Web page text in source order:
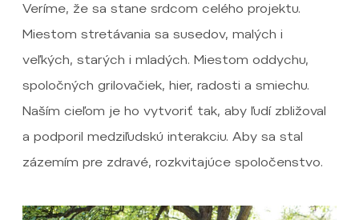
Veríme, že sa stane srdcom celého projektu.
Miestom stretávania sa susedov, malých i
veľkých, starých i mladých. Miestom oddychu,
spoločných grilovačiek, hier, radosti a smiechu.
Naším cieľom je ho vytvoriť tak, aby ľudí zbližoval
a podporil medziľudskú interakciu. Aby sa stal
zázemím pre zdravé, rozkvitajúce spoločenstvo.